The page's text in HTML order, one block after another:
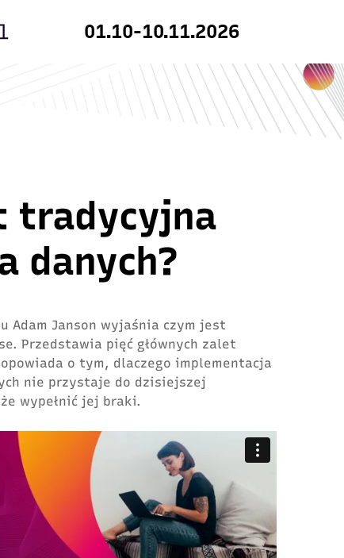
01.10-10.11.2026
tradycyjna
danych?
Adam Janson wyjaśnia czym jest
Przedstawia pięć głównych zalet
o tym, dlaczego implementacja
nie przystaje do dzisiejszej
wypełnić jej braki.